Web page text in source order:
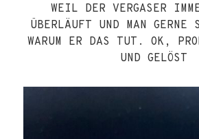
WEIL DER VERGASER
ÜBERLÄUFT UND MAN GERNE
WARUM ER DAS TUT. OK,
UND GELÖST